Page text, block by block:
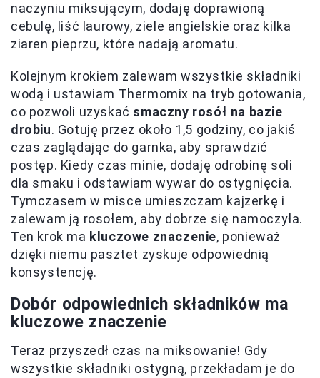
naczyniu miksującym, dodaję doprawioną
cebulę, liść laurowy, ziele angielskie oraz kilka
ziaren pieprzu, które nadają aromatu.
Kolejnym krokiem zalewam wszystkie składniki
wodą i ustawiam Thermomix na tryb gotowania,
co pozwoli uzyskać smaczny rosół na bazie
drobiu. Gotuję przez około 1,5 godziny, co jakiś
czas zaglądając do garnka, aby sprawdzić
postęp. Kiedy czas minie, dodaję odrobinę soli
dla smaku i odstawiam wywar do ostygnięcia.
Tymczasem w misce umieszczam kajzerkę i
zalewam ją rosołem, aby dobrze się namoczyła.
Ten krok ma kluczowe znaczenie, ponieważ
dzięki niemu pasztet zyskuje odpowiednią
konsystencję.
Dobór odpowiednich składników ma
kluczowe znaczenie
Teraz przyszedł czas na miksowanie! Gdy
wszystkie składniki ostygną, przekładam je do